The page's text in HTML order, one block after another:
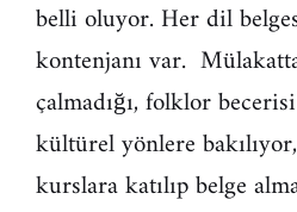
belli oluyor. Her dil
kontenjanı var.
çalmadığı, folklor
kültürel yönlere
kurslara katılıp belge